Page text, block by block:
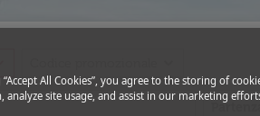
Partenza
“Accept All Cookies”, you agree to the storing of
analyze site usage, and assist in our marketing